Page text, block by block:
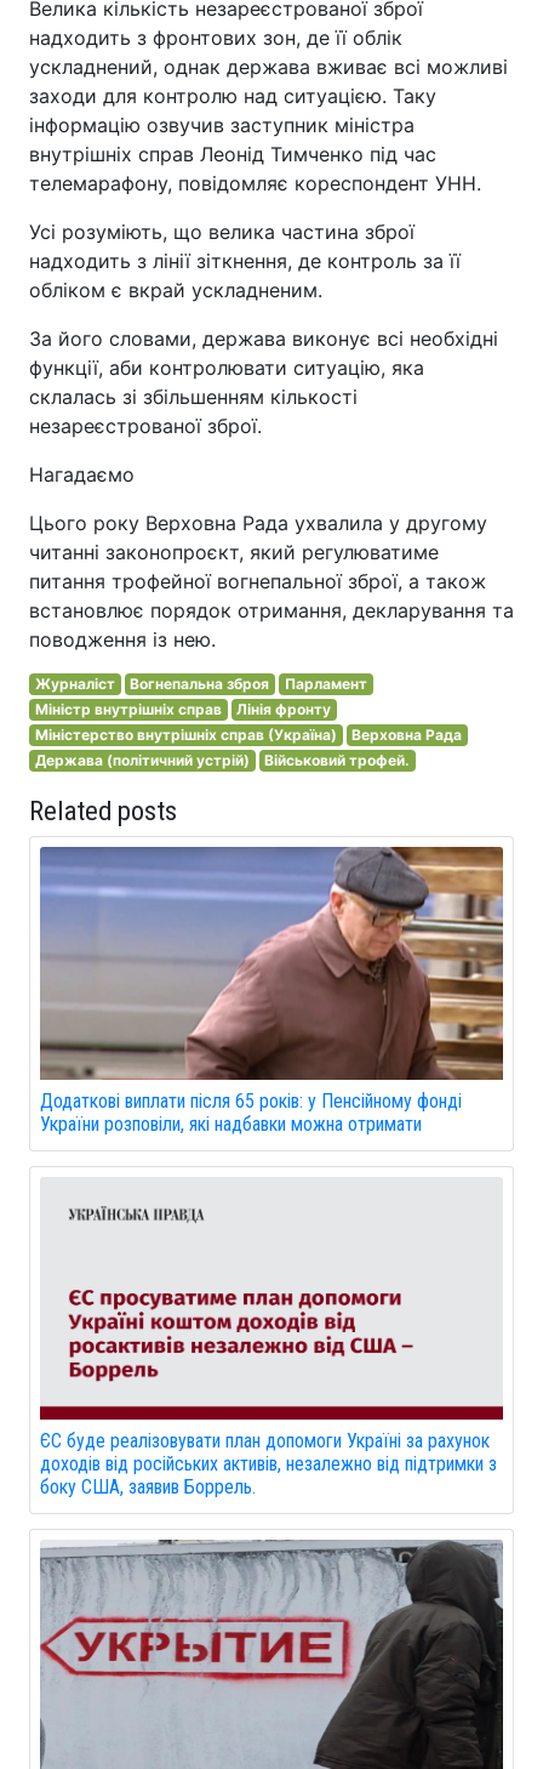
Велика кількість незареєстрованої зброї
надходить з фронтових зон, де її облік
ускладнений, однак держава вживає всі можливі
заходи для контролю над ситуацією. Таку
інформацію озвучив заступник міністра
внутрішніх справ Леонід Тимченко під час
телемарафону, повідомляє кореспондент УНН.
Усі розуміють, що велика частина зброї
надходить з лінії зіткнення, де контроль за її
обліком є вкрай ускладненим.
За його словами, держава виконує всі необхідні
функції, аби контролювати ситуацію, яка
склалась зі збільшенням кількості
незареєстрованої зброї.
Нагадаємо
Цього року Верховна Рада ухвалила у другому
читанні законопроєкт, який регулюватиме
питання трофейної вогнепальної зброї, а також
встановлює порядок отримання, декларування та
поводження із нею.
Журналіст Вогнепальна зброя
Парламент
Міністр внутрішніх справ
Лінія фронту
Міністерство внутрішніх справ (Україна)
Верховна Рада
Держава (політичний устрій)
Військовий трофей.
Related posts
Додаткові виплати після 65 років: у Пенсійному фонді
України розповіли, які надбавки можна отримати
ЄС буде реалізовувати план допомоги Україні за рахунок
доходів від російських активів, незалежно від підтримки з
боку США, заявив Боррель.